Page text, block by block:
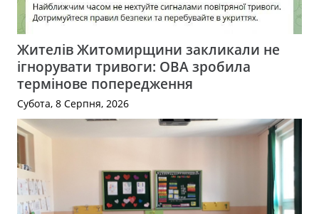
Жителів Житомирщини закликали не
ігнорувати тривоги: ОВА зробила
термінове попередження
Субота, 8 Серпня, 2026